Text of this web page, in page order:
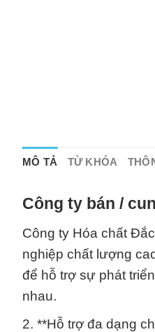
MÔ TẢ TỪ KHÓA
Công ty bán /
Công ty Hóa chất
nghiệp chất lượng
để hỗ trợ sự phát
nhau.
2. **Hỗ trợ đa dạng